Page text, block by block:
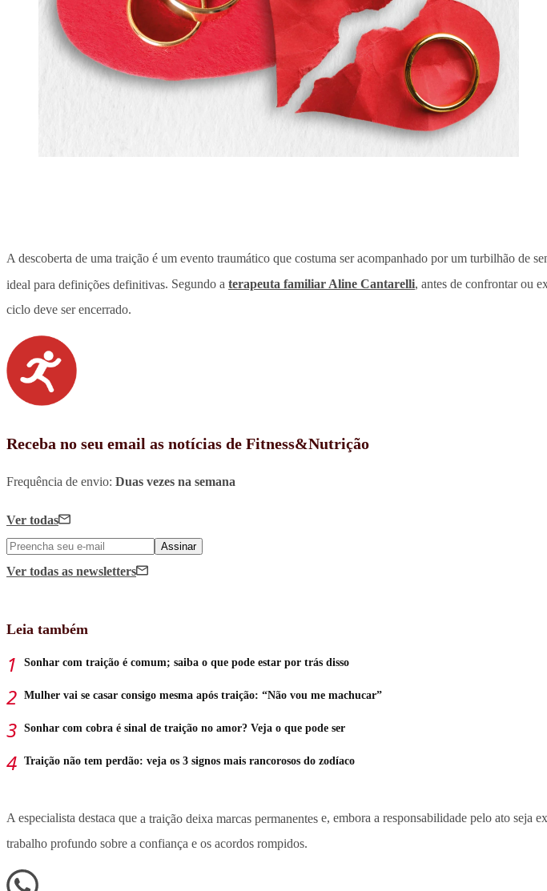
A descoberta de uma traição é um evento traumático que costuma ser acompanhado por um turbilhão de
ideal para definições definitivas. Segundo a terapeuta familiar Aline Cantarelli, antes de confrontar ou
ciclo deve ser encerrado.
Receba no seu email as notícias de Fitness&Nutrição
Frequência de envio: Duas vezes na semana
Ver todas
Assinar
Ver todas as newsletters
Leia também
Sonhar com traição é comum; saiba o que pode estar por trás disso
Mulher vai se casar consigo mesma após traição: “Não vou me machucar”
Sonhar com cobra é sinal de traição no amor? Veja o que pode ser
Traição não tem perdão: veja os 3 signos mais rancorosos do zodíaco
A especialista destaca que a traição deixa marcas permanentes e, embora a responsabilidade pelo ato seja
trabalho profundo sobre a confiança e os acordos rompidos.